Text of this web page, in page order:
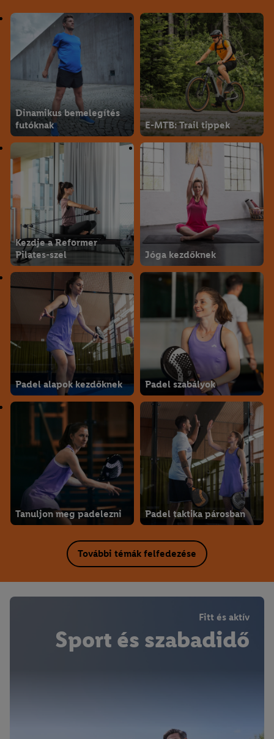
Dinamikus bemelegítés
futóknak
E-MTB: Trail tippek
Kezdje a Reformer
Pilates-szel
Jóga kezdőknek
Padel alapok kezdőknek Padel szabályok
Tanuljon meg padelezni Padel taktika párosban
További témák felfedezése
Fitt és aktív
Sport és szabadidő